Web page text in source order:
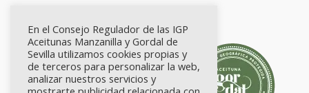
En el Consejo Regulador de las IGP
Aceitunas Manzanilla y Gordal de
Sevilla utilizamos cookies propias y
de terceros para personalizar la web,
analizar nuestros servicios y